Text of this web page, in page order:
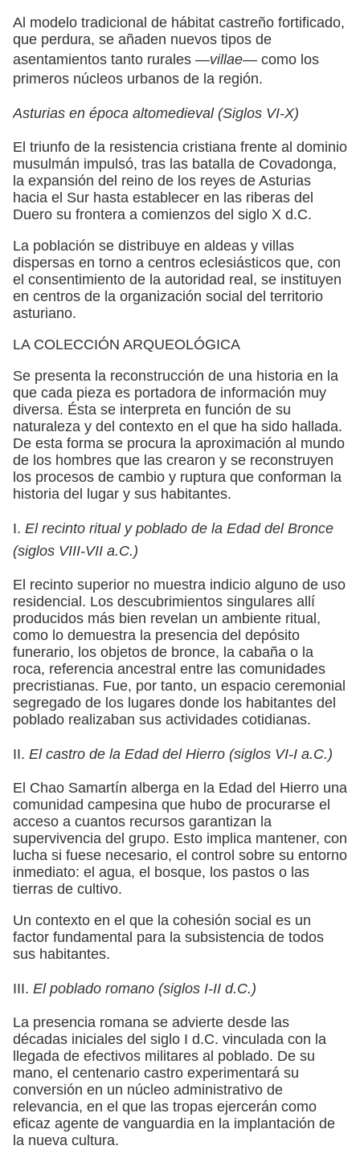
Al modelo tradicional de hábitat castreño fortificado,
que perdura, se añaden nuevos tipos de
asentamientos tanto rurales —villae— como los
primeros núcleos urbanos de la región.
Asturias en época altomedieval (Siglos VI-X)
El triunfo de la resistencia cristiana frente al dominio
musulmán impulsó, tras las batalla de Covadonga,
la expansión del reino de los reyes de Asturias
hacia el Sur hasta establecer en las riberas del
Duero su frontera a comienzos del siglo X d.C.
La población se distribuye en aldeas y villas
dispersas en torno a centros eclesiásticos que, con
el consentimiento de la autoridad real, se instituyen
en centros de la organización social del territorio
asturiano.
LA COLECCIÓN ARQUEOLÓGICA
Se presenta la reconstrucción de una historia en la
que cada pieza es portadora de información muy
diversa. Ésta se interpreta en función de su
naturaleza y del contexto en el que ha sido hallada.
De esta forma se procura la aproximación al mundo
de los hombres que las crearon y se reconstruyen
los procesos de cambio y ruptura que conforman la
historia del lugar y sus habitantes.
I. El recinto ritual y poblado de la Edad del Bronce
(siglos VIII-VII a.C.)
El recinto superior no muestra indicio alguno de uso
residencial. Los descubrimientos singulares allí
producidos más bien revelan un ambiente ritual,
como lo demuestra la presencia del depósito
funerario, los objetos de bronce, la cabaña o la
roca, referencia ancestral entre las comunidades
precristianas. Fue, por tanto, un espacio ceremonial
segregado de los lugares donde los habitantes del
poblado realizaban sus actividades cotidianas.
II. El castro de la Edad del Hierro (siglos VI-I a.C.)
El Chao Samartín alberga en la Edad del Hierro una
comunidad campesina que hubo de procurarse el
acceso a cuantos recursos garantizan la
supervivencia del grupo. Esto implica mantener, con
lucha si fuese necesario, el control sobre su entorno
inmediato: el agua, el bosque, los pastos o las
tierras de cultivo.
Un contexto en el que la cohesión social es un
factor fundamental para la subsistencia de todos
sus habitantes.
III. El poblado romano (siglos I-II d.C.)
La presencia romana se advierte desde las
décadas iniciales del siglo I d.C. vinculada con la
llegada de efectivos militares al poblado. De su
mano, el centenario castro experimentará su
conversión en un núcleo administrativo de
relevancia, en el que las tropas ejercerán como
eficaz agente de vanguardia en la implantación de
la nueva cultura.